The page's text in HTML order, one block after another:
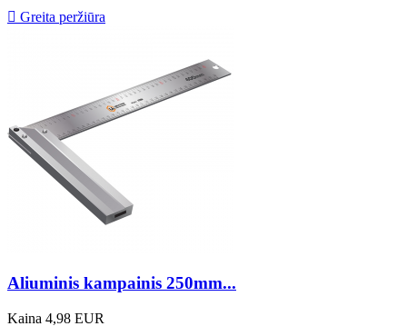
 Greita peržiūra
Aliuminis kampainis 250mm...
Kaina 4,98 EUR